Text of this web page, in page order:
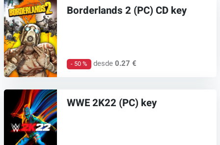
Borderlands 2 (PC) CD key
- 50 % desde0.27 €
WWE 2K22 (PC) key